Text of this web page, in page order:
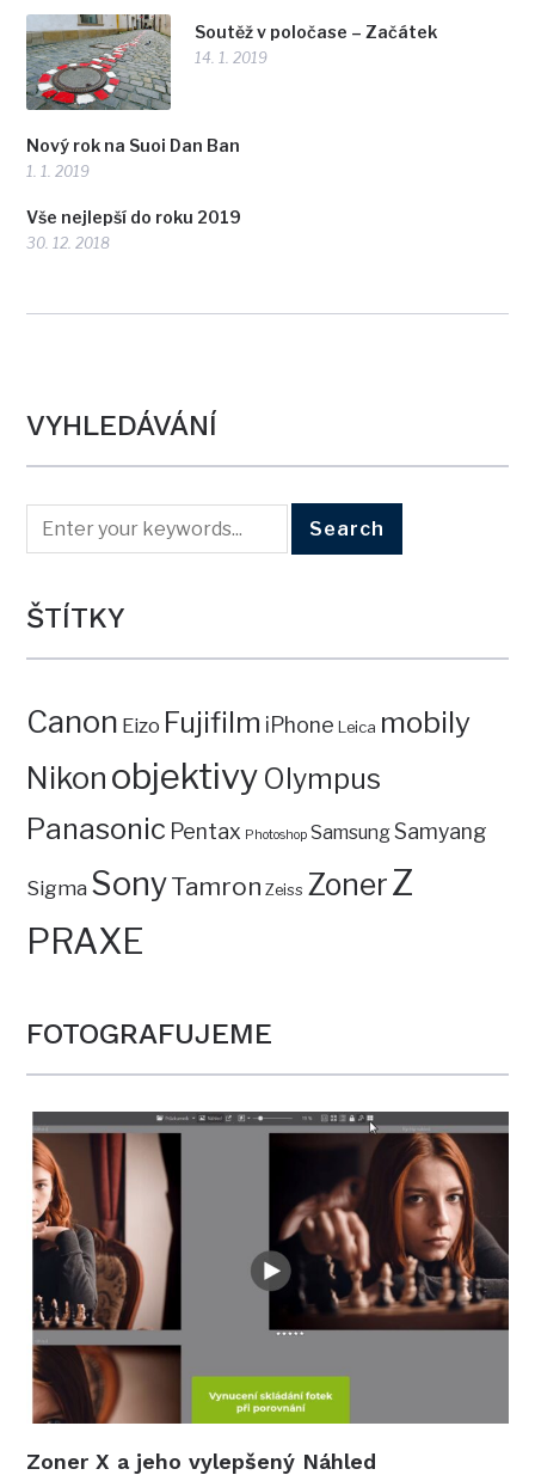
Soutěž v poločase – Začátek
14. 1. 2019
Nový rok na Suoi Dan Ban
1. 1. 2019
Vše nejlepší do roku 2019
30. 12. 2018
VYHLEDÁVÁNÍ
ŠTÍTKY
Canon Eizo Fujifilm iPhone Leica mobily
Nikon objektivy Olympus
Panasonic Pentax Photoshop SamsungSamyang
Sigma SonyTamron Zeiss ZonerZ
PRAXE
FOTOGRAFUJEME
Zoner X a jeho vylepšený Náhled